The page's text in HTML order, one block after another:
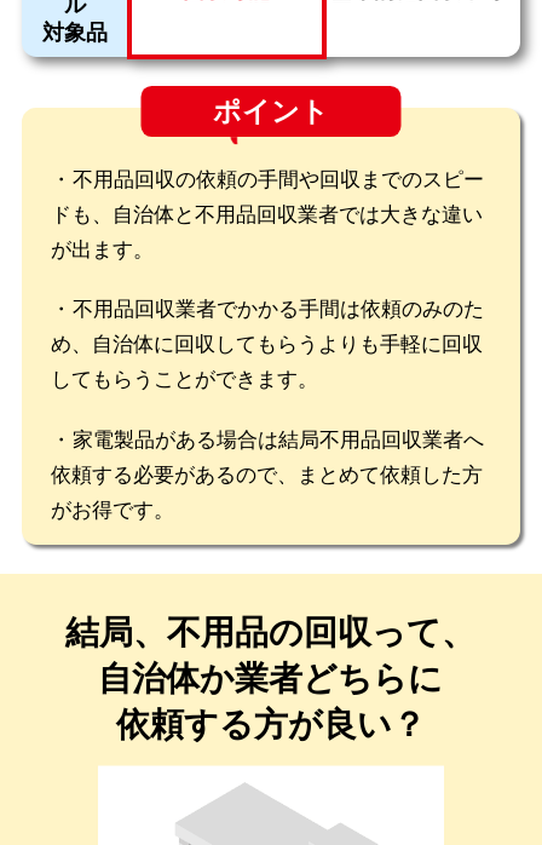
対象品
ポイント
不用品回収の依頼の手間や回収までのスピー
ドも、自治体と不用品回収業者では大きな違い
が出ます。
不用品回収業者でかかる手間は依頼のみのた
め、自治体に回収してもらうよりも手軽に回収
してもらうことができます。
家電製品がある場合は結局不用品回収業者へ
依頼する必要があるので、まとめて依頼した方
がお得です。
結局、不用品の回収って、
自治体か業者どちらに
依頼する方が良い？